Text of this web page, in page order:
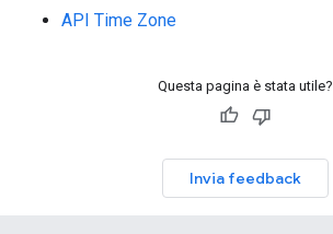
API Time Zone
Questa pagina è stata utile?
Invia feedback